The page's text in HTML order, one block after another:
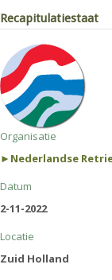
Recapitulatiestaat
Organisatie
►Nederlandse
Datum
2-11-2022
Locatie
Zuid Holland